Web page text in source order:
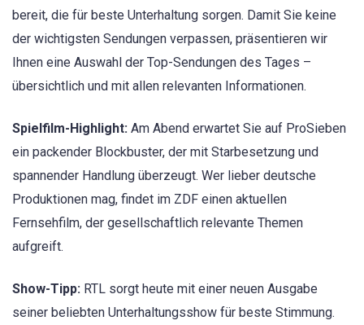
bereit, die für beste Unterhaltung sorgen. Damit Sie keine
der wichtigsten Sendungen verpassen, präsentieren wir
Ihnen eine Auswahl der Top-Sendungen des Tages –
übersichtlich und mit allen relevanten Informationen.
Spielfilm-Highlight: Am Abend erwartet Sie auf ProSieben
ein packender Blockbuster, der mit Starbesetzung und
spannender Handlung überzeugt. Wer lieber deutsche
Produktionen mag, findet im ZDF einen aktuellen
Fernsehfilm, der gesellschaftlich relevante Themen
aufgreift.
Show-Tipp: RTL sorgt heute mit einer neuen Ausgabe
seiner beliebten Unterhaltungsshow für beste Stimmung.